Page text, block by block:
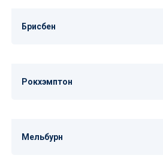
Брисбен
Рокхэмптон
Мельбурн